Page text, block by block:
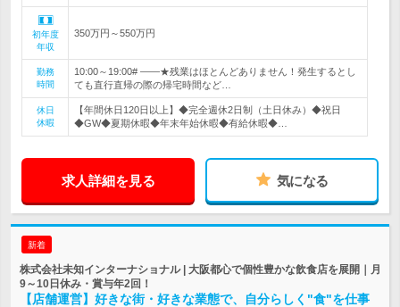
初年度
年収
350万円～550万円
勤務
時間
10:00～19:00# ――★残業はほとんどありません！発生するとし
ても直行直帰の際の帰宅時間など…
休日
休暇
【年間休日120日以上】◆完全週休2日制（土日休み）◆祝日
◆GW◆夏期休暇◆年末年始休暇◆有給休暇◆…
求人詳細を見る 気になる
新着
株式会社未知インターナショナル | 大阪都心で個性豊かな飲食店を展開｜月
9～10日休み・賞与年2回！
【店舗運営】好きな街・好きな業態で、自分らしく"食"を仕事